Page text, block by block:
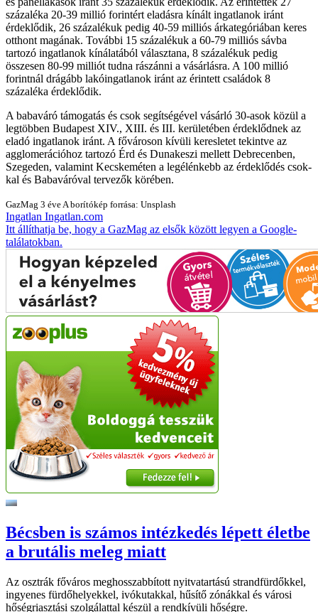
százaléka 20-39 millió forintért eladásra kínált ingatlanok iránt
érdeklődik, 26 százalékuk pedig 40-59 milliós árkategóriában keres
otthont magának. További 15 százalékuk a 60-79 milliós sávba
tartozó ingatlanok kínálatából választana, 8 százalékuk pedig
összesen 80-99 milliót tudna rászánni a vásárlásra. A 100 millió
forintnál drágább lakóingatlanok iránt az érintett családok 8
százaléka érdeklődik.
A babaváró támogatás és csok segítségével vásárló 30-asok közül a
legtöbben Budapest XIV., XIII. és III. kerületében érdeklődnek az
eladó ingatlanok iránt. A fővároson kívüli keresletet tekintve az
agglomerációhoz tartozó Érd és Dunakeszi mellett Debrecenben,
Szegeden, valamint Kecskeméten a legélénkebb az érdeklődés csok-
kal és Babaváróval tervezők körében.
GazMag 3 éve A borítókép forrása: Unsplash
Ingatlan Ingatlan.com
Itt állíthatja be, hogy a GazMag az elsők között legyen a Google-
találatokban.
Bécsben is számos intézkedés lépett életbe
a brutális meleg miatt
Az osztrák főváros meghosszabbított nyitvatartású strandfürdőkkel,
ingyenes fürdőhelyekkel, ivókutakkal, hűsítő zónákkal és városi
hőségriasztási szolgálattal készül a rendkívüli hőségre.